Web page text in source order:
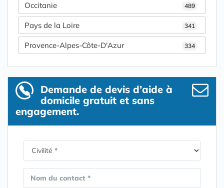
Occitanie 489
Pays de la Loire 341
Provence-Alpes-Côte-D'Azur 334
Demande de devis d’aide à
domicile gratuit et sans
engagement.
Nom du contact *